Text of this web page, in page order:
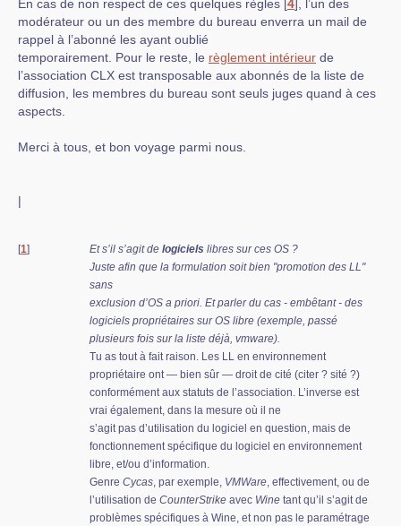
En cas de non respect de ces quelques règles [4] , l’un des
modérateur ou un des membre du bureau enverra un mail de
rappel à l’abonné les ayant oublié
temporairement. Pour le reste, le règlement intérieur de
l’association CLX est transposable aux abonnés de la liste de
diffusion, les membres du bureau sont seuls juges quand à ces
aspects.
Merci à tous, et bon voyage parmi nous.
|
[1] Et s’il s’agit de logiciels libres sur ces OS ?
Juste afin que la formulation soit bien "promotion des LL"
sans
exclusion d’OS a priori. Et parler du cas - embêtant - des
logiciels propriétaires sur OS libre (exemple, passé
plusieurs fois sur la liste déjà, vmware).
Tu as tout à fait raison. Les LL en environnement
propriétaire ont — bien sûr — droit de cité (citer ? sité ?)
conformément aux statuts de l’association. L’inverse est
vrai également, dans la mesure où il ne
s’agit pas d’utilisation du logiciel en question, mais de
fonctionnement spécifique du logiciel en environnement
libre, et/ou d’information.
Genre Cycas, par exemple, VMWare, effectivement, ou de
l’utilisation de CounterStrike avec Wine tant qu’il s’agit de
problèmes spécifiques à Wine, et non pas le paramétrage